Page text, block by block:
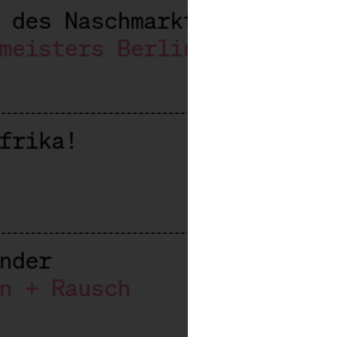
Naschmarkts
Berlin, Kai Wegner
+ Rausch